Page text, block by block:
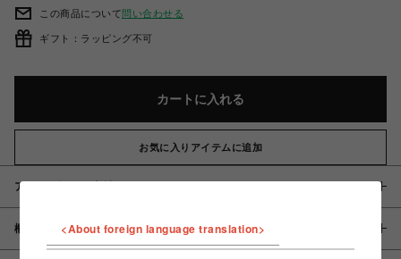
この商品について問い合わせる
ギフト：ラッピング不可
カートに入れる
お気に入りアイテムに追加
アイテム説明 / 素材
概要 <About foreign language translation>